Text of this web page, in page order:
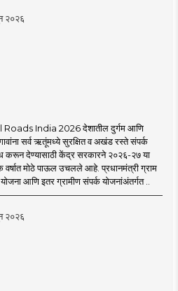
२०२६
Roads India 2026 देशातील दुर्गम आणि
सर्व ऋतूंमध्ये सुरक्षित व अखंड रस्ते संपर्क
करून देण्यासाठी केंद्र सरकारने २०२६-२७ या
वर्षात मोठे पाऊल उचलले आहे. प्रधानमंत्री ग्राम
आणि इतर ग्रामीण संपर्क योजनांअंतर्गत ..
२०२६